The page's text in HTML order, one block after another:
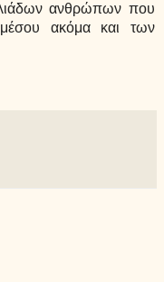
ανθρώπων που
ακόμα και των